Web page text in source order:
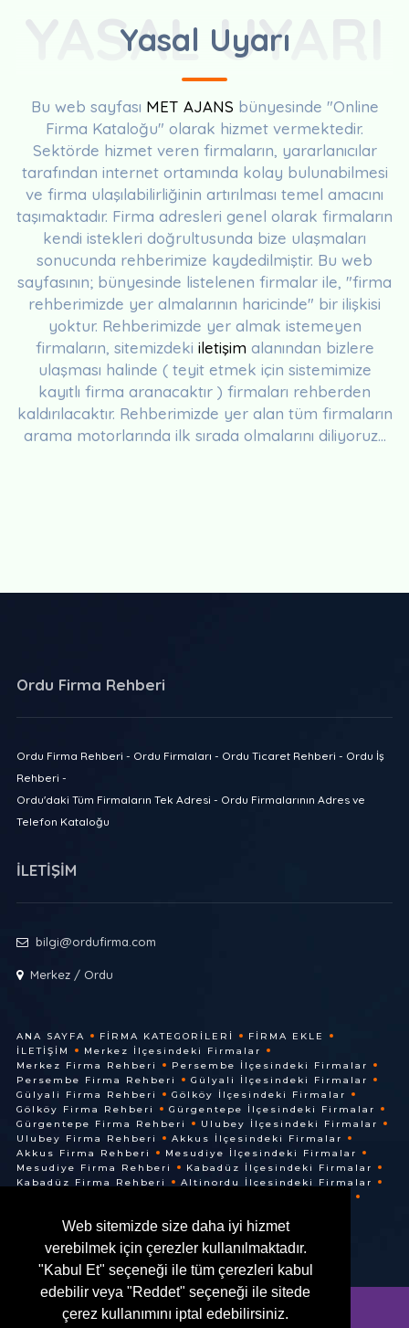
Web sitemizde size daha iyi hizmet
verebilmek için çerezler kullanılmaktadır.
"Kabul Et" seçeneği ile tüm çerezleri kabul
edebilir veya "Reddet" seçeneği ile sitede
çerez kullanımını iptal edebilirsiniz.
Yasal Uyarı
YASAL UYARI
Bu web sayfası MET AJANS bünyesinde "Online
Firma Kataloğu" olarak hizmet vermektedir.
Sektörde hizmet veren firmaların, yararlanıcılar
tarafından internet ortamında kolay bulunabilmesi
ve firma ulaşılabilirliğinin artırılması temel amacını
taşımaktadır. Firma adresleri genel olarak firmaların
kendi istekleri doğrultusunda bize ulaşmaları
sonucunda rehberimize kaydedilmiştir. Bu web
sayfasının; bünyesinde listelenen firmalar ile, "firma
rehberimizde yer almalarının haricinde" bir ilişkisi
yoktur. Rehberimizde yer almak istemeyen
firmaların, sitemizdeki iletişim alanından bizlere
ulaşması halinde ( teyit etmek için sistemimize
kayıtlı firma aranacaktır ) firmaları rehberden
kaldırılacaktır. Rehberimizde yer alan tüm firmaların
arama motorlarında ilk sırada olmalarını diliyoruz...
Ordu Firma Rehberi
Ordu Firma Rehberi - Ordu Firmaları - Ordu Ticaret Rehberi - Ordu İş
Rehberi -
Ordu'daki Tüm Firmaların Tek Adresi - Ordu Firmalarının Adres ve
Telefon Kataloğu
İLETİŞİM
bilgi@ordufirma.com
Merkez / Ordu
ANA SAYFA FIRMA KATEGORILERI
FIRMA EKLE
İLETIŞIM
Merkez İlçesindeki Firmalar
Merkez Firma Rehberi
Persembe İlçesindeki Firmalar
Persembe Firma Rehberi
Gülyali İlçesindeki Firmalar
Gülyali Firma Rehberi
Gölköy İlçesindeki Firmalar
Gölköy Firma Rehberi
Gürgentepe İlçesindeki Firmalar
Gürgentepe Firma Rehberi
Ulubey İlçesindeki Firmalar
Ulubey Firma Rehberi
Akkus İlçesindeki Firmalar
Akkus Firma Rehberi
Mesudiye İlçesindeki Firmalar
Mesudiye Firma Rehberi
Kabadüz İlçesindeki Firmalar
Kabadüz Firma Rehberi
Altinordu İlçesindeki Firmalar
Cuma Firma Rehberi